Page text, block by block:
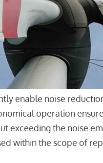
enable noise
operation
exceeding the noise
within the scope of